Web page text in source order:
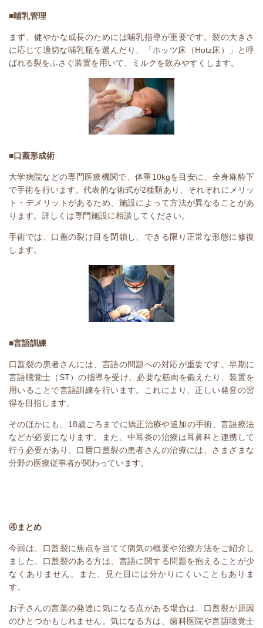
■哺乳管理
まず、健やかな成長のためには哺乳指導が重要です。裂の大きさ
に応じて適切な哺乳瓶を選んだり、「ホッツ床（Hotz床）」と呼
ばれる裂をふさぐ装置を用いて、ミルクを飲みやすくします。
■口蓋形成術
大学病院などの専門医療機関で、体重10kgを目安に、全身麻酔下
で手術を行います。代表的な術式が2種類あり、それぞれにメリッ
ト・デメリットがあるため、施設によって方法が異なることがあ
ります。詳しくは専門施設に相談してください。
手術では、口蓋の裂け目を閉鎖し、できる限り正常な形態に修復
します。
■言語訓練
口蓋裂の患者さんには、言語の問題への対応が重要です。早期に
言語聴覚士（ ST）の指導を受け、必要な筋肉を鍛えたり、装置を
用いることで言語訓練を行います。これにより、正しい発音の習
得を目指します。
そのほかにも、 18歳ごろまでに矯正治療や追加の手術、言語療法
などが必要になります。また、中耳炎の治療は耳鼻科と連携して
行う必要があり、口唇口蓋裂の患者さんの治療には、さまざまな
分野の医療従事者が関わっています。
④まとめ
今回は、口蓋裂に焦点を当てて病気の概要や治療方法をご紹介し
ました。口蓋裂のある方は、言語に関する問題を抱えることが少
なくありません。また、見た目には分かりにくいこともありま
す。
お子さんの言葉の発達に気になる点がある場合は、口蓋裂が原因
のひとつかもしれません。気になる方は、歯科医院や言語聴覚士